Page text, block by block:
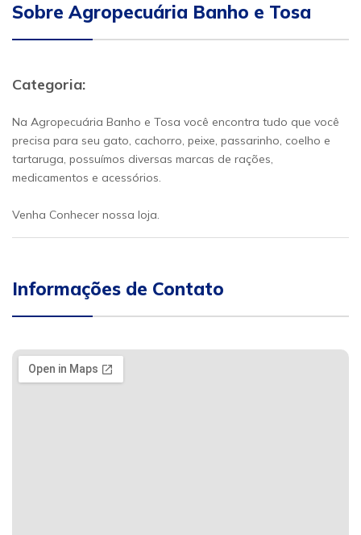
Sobre Agropecuária Banho e Tosa
Categoria:
Na Agropecuária Banho e Tosa você encontra tudo que você
precisa para seu gato, cachorro, peixe, passarinho, coelho e
tartaruga, possuímos diversas marcas de rações,
medicamentos e acessórios.
Venha Conhecer nossa loja.
Informações de Contato